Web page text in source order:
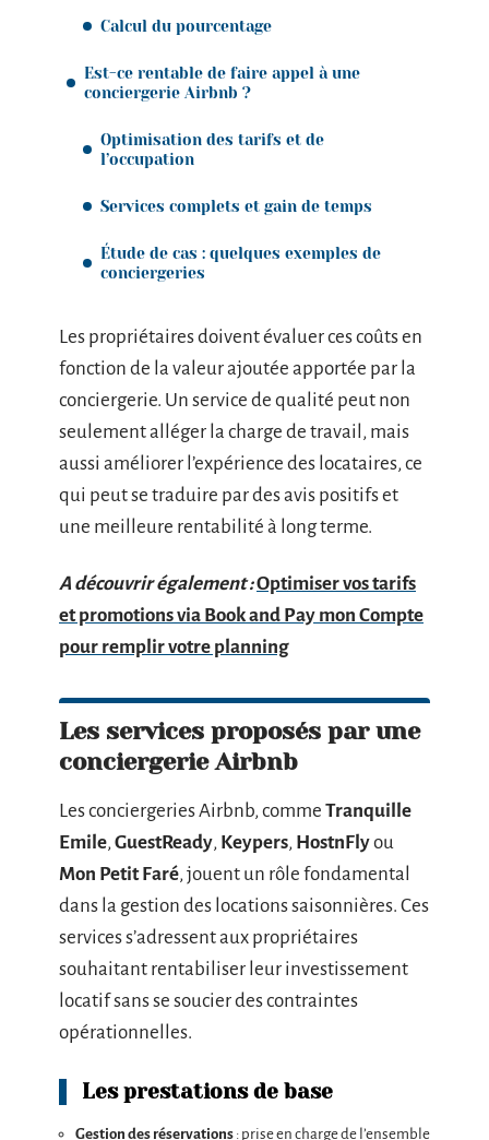
Calcul du pourcentage
Est-ce rentable de faire appel à une
conciergerie Airbnb ?
Optimisation des tarifs et de
l’occupation
Services complets et gain de temps
Étude de cas : quelques exemples de
conciergeries
Les propriétaires doivent évaluer ces coûts en
fonction de la valeur ajoutée apportée par la
conciergerie. Un service de qualité peut non
seulement alléger la charge de travail, mais
aussi améliorer l’expérience des locataires, ce
qui peut se traduire par des avis positifs et
une meilleure rentabilité à long terme.
A découvrir également :Optimiser vos tarifs
et promotions via Book and Pay mon Compte
pour remplir votre planning
Les services proposés par une
conciergerie Airbnb
Les conciergeries Airbnb, comme Tranquille
Emile, GuestReady, Keypers, HostnFlyou
Mon Petit Faré, jouent un rôle fondamental
dans la gestion des locations saisonnières. Ces
services s’adressent aux propriétaires
souhaitant rentabiliser leur investissement
locatif sans se soucier des contraintes
opérationnelles.
Les prestations de base
Gestion des réservations : prise en charge de l’ensemble